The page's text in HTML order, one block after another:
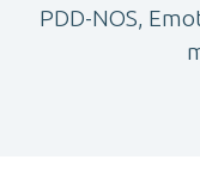
PDD-NOS,